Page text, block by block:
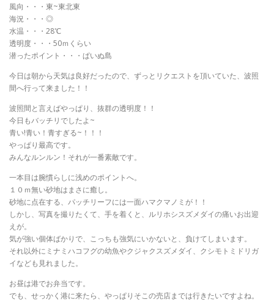
風向・・・東~東北東
海況・・・◎
水温・・・28℃
透明度・・・50ｍくらい
潜ったポイント・・・ぱいぬ島
今日は朝から天気は良好だったので、ずっとリクエストを頂いていた、波照
間へ行って来ました！！
波照間と言えばやっぱり、抜群の透明度！！
今日もバッチリでしたよ~
青い!青い！青すぎる~！！！
やっぱり最高です。
みんなルンルン！それが一番素敵です。
一本目は腕慣らしに浅めのポイントへ。
１０ｍ無い砂地はまさに癒し。
砂地に点在する、パッチリーフには一面ハマクマノミが！！
しかし、写真を撮りたくて、手を着くと、ルリホシスズメダイの痛いお出迎
えが。
気が強い個体ばかりで、こっちも強気にいかないと、負けてしまいます。
それ以外にミナミハコフグの幼魚やクジャクスズメダイ、クシモトミドリガ
イなども見れました。
お昼は港でお弁当です。
でも、せっかく港に来たら、やっぱりそこの売店までは行きたいですよね。